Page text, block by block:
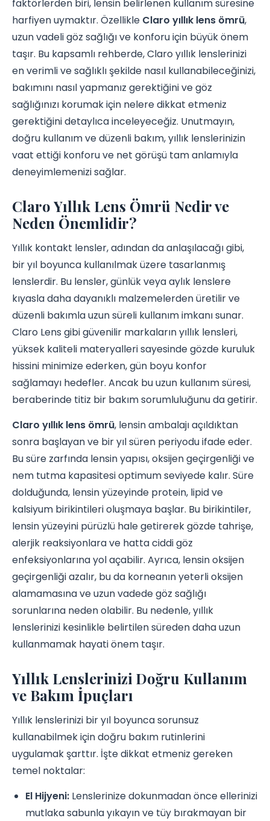
faktörlerden biri, lensin belirlenen kullanım süresine
harfiyen uymaktır. Özellikle Claro yıllık lens ömrü,
uzun vadeli göz sağlığı ve konforu için büyük önem
taşır. Bu kapsamlı rehberde, Claro yıllık lenslerinizi
en verimli ve sağlıklı şekilde nasıl kullanabileceğinizi,
bakımını nasıl yapmanız gerektiğini ve göz
sağlığınızı korumak için nelere dikkat etmeniz
gerektiğini detaylıca inceleyeceğiz. Unutmayın,
doğru kullanım ve düzenli bakım, yıllık lenslerinizin
vaat ettiği konforu ve net görüşü tam anlamıyla
deneyimlemenizi sağlar.
Claro Yıllık Lens Ömrü Nedir ve
Neden Önemlidir?
Yıllık kontakt lensler, adından da anlaşılacağı gibi,
bir yıl boyunca kullanılmak üzere tasarlanmış
lenslerdir. Bu lensler, günlük veya aylık lenslere
kıyasla daha dayanıklı malzemelerden üretilir ve
düzenli bakımla uzun süreli kullanım imkanı sunar.
Claro Lens gibi güvenilir markaların yıllık lensleri,
yüksek kaliteli materyalleri sayesinde gözde kuruluk
hissini minimize ederken, gün boyu konfor
sağlamayı hedefler. Ancak bu uzun kullanım süresi,
beraberinde titiz bir bakım sorumluluğunu da getirir.
Claro yıllık lens ömrü, lensin ambalajı açıldıktan
sonra başlayan ve bir yıl süren periyodu ifade eder.
Bu süre zarfında lensin yapısı, oksijen geçirgenliği ve
nem tutma kapasitesi optimum seviyede kalır. Süre
dolduğunda, lensin yüzeyinde protein, lipid ve
kalsiyum birikintileri oluşmaya başlar. Bu birikintiler,
lensin yüzeyini pürüzlü hale getirerek gözde tahrişe,
alerjik reaksiyonlara ve hatta ciddi göz
enfeksiyonlarına yol açabilir. Ayrıca, lensin oksijen
geçirgenliği azalır, bu da korneanın yeterli oksijen
alamamasına ve uzun vadede göz sağlığı
sorunlarına neden olabilir. Bu nedenle, yıllık
lenslerinizi kesinlikle belirtilen süreden daha uzun
kullanmamak hayati önem taşır.
Yıllık Lenslerinizi Doğru Kullanım
ve Bakım İpuçları
Yıllık lenslerinizi bir yıl boyunca sorunsuz
kullanabilmek için doğru bakım rutinlerini
uygulamak şarttır. İşte dikkat etmeniz gereken
temel noktalar:
El Hijyeni: Lenslerinize dokunmadan önce ellerinizi
mutlaka sabunla yıkayın ve tüy bırakmayan bir